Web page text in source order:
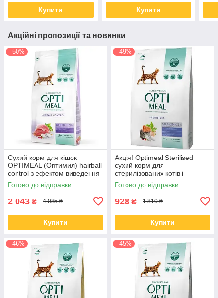
Купити Купити
Акційні пропозиції та новинки
–50%
Сухий корм для кішок
OPTIMEAL (Оптимил) hairball
control з ефектом виведення
вовни з качкою 10 кг (термін
до 23.09.2026)
Готово до відправки
2 043 ₴ 4 085 ₴
Купити
–49%
Акція! Optimeal Sterilised
сухий корм для
стерилізованих котів і
кастрованих котів із лососем,
4 кг
Готово до відправки
928 ₴ 1 810 ₴
Купити
–46% –45%